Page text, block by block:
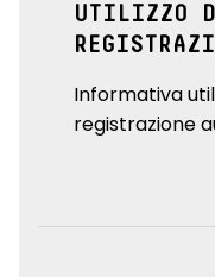
UTILIZZO
Informativa
registrazione